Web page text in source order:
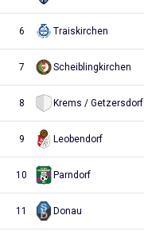
6 Traiskirchen
7 Scheiblingkirchen
8 Krems / Getzersdorf
9 Leobendorf
10 Parndorf
11 Donau